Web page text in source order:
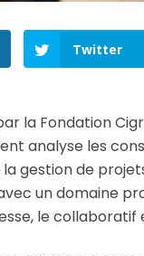
Twitter
la Fondation
analyse les
gestion de
un domaine
le collaboratif